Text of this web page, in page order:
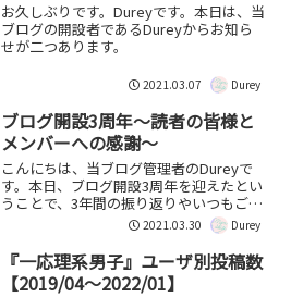
お久しぶりです。Dureyです。本日は、当
ブログの開設者であるDureyからお知ら
せが二つあります。
2021.03.07 Durey
ブログ開設3周年～読者の皆様と
メンバーへの感謝～
こんにちは、当ブログ管理者のDureyで
す。本日、ブログ開設3周年を迎えたとい
うことで、3年間の振り返りやいつもご愛
読してくださっている読者の皆様と私に
協力してくれているメンバーのみんなに
感謝の気持ちを自分なりに述べたいと思
います。
2021.03.30 Durey
『一応理系男子』ユーザ別投稿数
【2019/04〜2022/01】